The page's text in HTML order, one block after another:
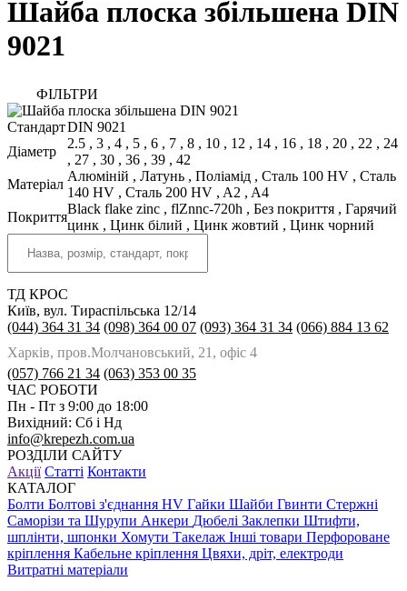
Шайба плоска збільшена DIN
9021
ФIЛЬТРИ
СтандартDIN 9021
Діаметр
2.5 , 3 , 4 , 5 , 6 , 7 , 8 , 10 , 12 , 14 , 16 , 18 , 20 , 22 , 24
, 27 , 30 , 36 , 39 , 42
Матеріал
Алюміній , Латунь , Поліамід , Сталь 100 HV , Сталь
140 HV , Сталь 200 HV , A2 , A4
Покриття
Black flake zinc , flZnnc-720h , Без покриття , Гарячий
цинк , Цинк білий , Цинк жовтий , Цинк чорний
ТД КРОС
Київ, вул. Тираспільська 12/14
(044) 364 31 34 (098) 364 00 07 (093) 364 31 34 (066) 884 13 62
Харків, пров.Молчановський, 21, офіс 4
(057) 766 21 34 (063) 353 00 35
ЧАС РОБОТИ
Пн - Пт з 9:00 до 18:00
Вихідний: Сб і Нд
info@krepezh.com.ua
РОЗДІЛИ САЙТУ
Акції Статті Контакти
КАТАЛОГ
Болти Болтові з'єднання HV Гайки Шайби Гвинти Стержні
Саморізи та Шурупи Анкери Дюбелі Заклепки Штифти,
шплінти, шпонки Хомути Такелаж Інші товари Перфороване
кріплення Кабельне кріплення Цвяхи, дріт, електроди
Витратні матеріали